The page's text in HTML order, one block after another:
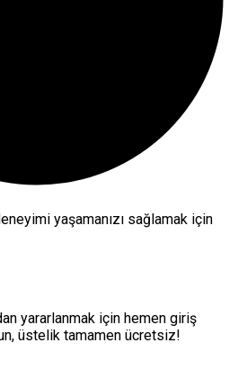
yaşamanızı sağlamak için
yararlanmak için hemen giriş
üstelik tamamen ücretsiz!